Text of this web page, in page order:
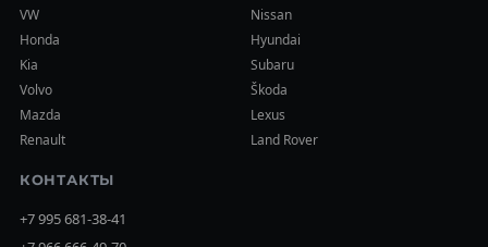
VW
Nissan
Honda
Hyundai
Kia
Subaru
Volvo
Škoda
Mazda
Lexus
Renault
Land Rover
КОНТАКТЫ
+7 995 681-38-41